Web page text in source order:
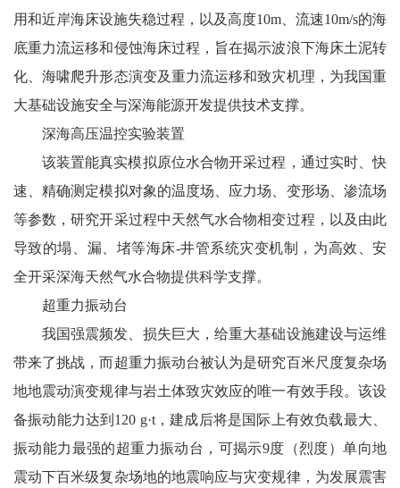
用和近岸海床设施失稳过程，以及高度10m、流速10m/s的海
底重力流运移和侵蚀海床过程，旨在揭示波浪下海床土泥转
化、海啸爬升形态演变及重力流运移和致灾机理，为我国重
大基础设施安全与深海能源开发提供技术支撑。
深海高压温控实验装置
该装置能真实模拟原位水合物开采过程，通过实时、快
速、精确测定模拟对象的温度场、应力场、变形场、渗流场
等参数，研究开采过程中天然气水合物相变过程，以及由此
导致的塌、漏、堵等海床-井管系统灾变机制，为高效、安
全开采深海天然气水合物提供科学支撑。
超重力振动台
我国强震频发、损失巨大，给重大基础设施建设与运维
带来了挑战，而超重力振动台被认为是研究百米尺度复杂场
地地震动演变规律与岩土体致灾效应的唯一有效手段。该设
备振动能力达到120 g·t，建成后将是国际上有效负载最大、
振动能力最强的超重力振动台，可揭示9度（烈度）单向地
震动下百米级复杂场地的地震响应与灾变规律，为发展震害